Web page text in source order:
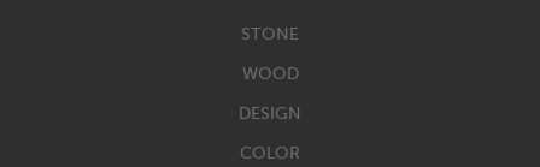
STONE
WOOD
DESIGN
COLOR